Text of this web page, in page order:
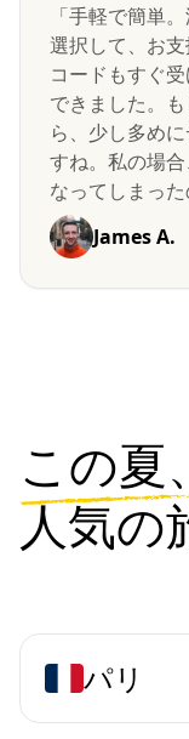
「手軽で簡単
選択して、お
コードもすぐ
できました。
ら、少し多め
すね。私の場
なってしまった
James A.
この夏、
人気の
パリ